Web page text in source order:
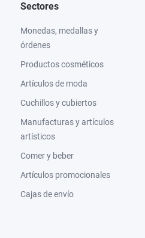
Sectores
Monedas, medallas y
órdenes
Productos cosméticos
Artículos de moda
Cuchillos y cubiertos
Manufacturas y artículos
artísticos
Comer y beber
Artículos promocionales
Cajas de envío